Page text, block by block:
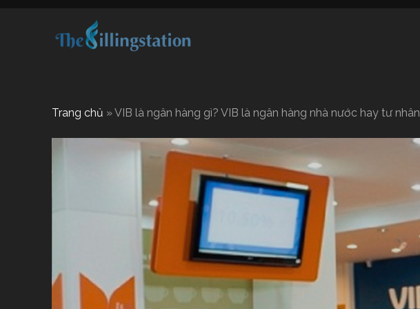
Trang chủ »VIB là ngân hàng gì? VIB là ngân hàng nhà nước hay tư nhân